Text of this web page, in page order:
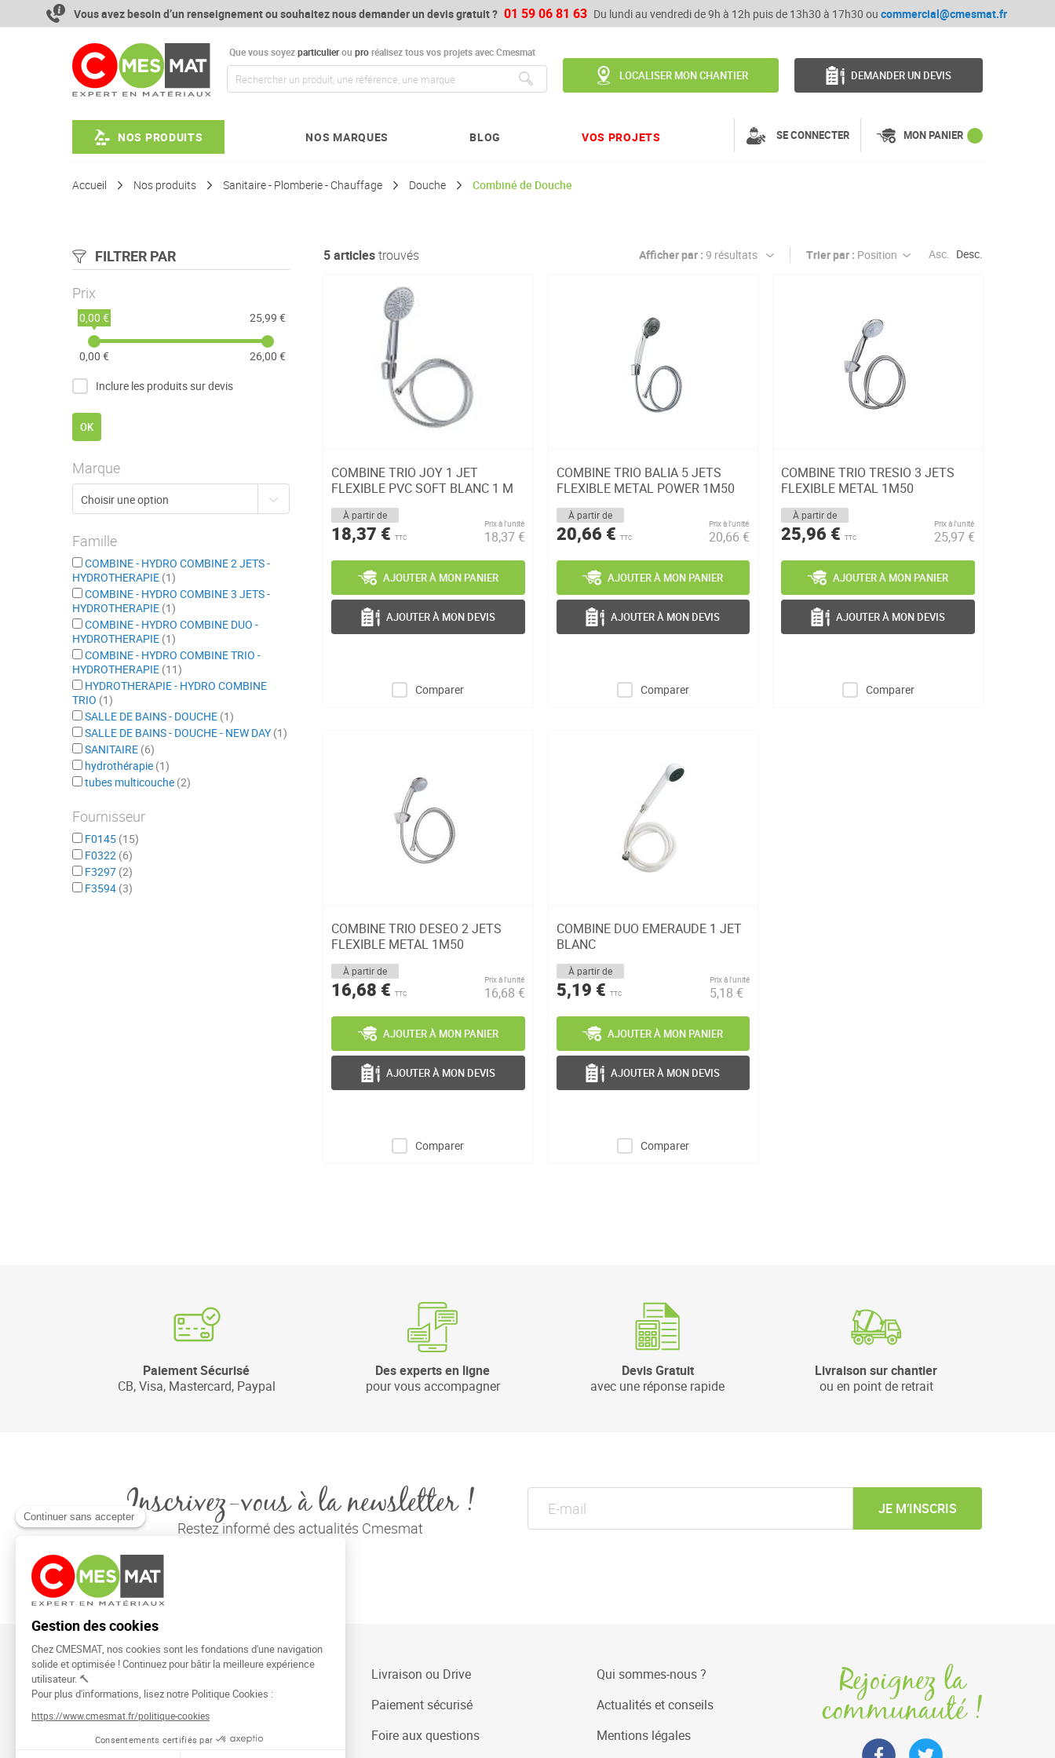
contenu
Vous avez besoin d’un renseignement ou souhaitez nous demander un devis gratuit ? 01 59 06 81 63 Du lundi au vendredi de 9h à 12h puis de 13h30 à 17h30 ou commercial@cmesmat.fr
Que vous soyezparticulierou proréalisez tous vos projets avec Cmesmat
LOCALISER MON CHANTIER DEMANDER UN DEVIS
NOS PRODUITS NOS MARQUES BLOG VOS PROJETS SE CONNECTER MON PANIER
Accueil Nos produits Sanitaire - Plomberie - Chauffage Douche Combiné de Douche
5articlestrouvés Afficher par : Trier par : Asc. Desc.
COMBINE TRIO JOY 1 JET
FLEXIBLE PVC SOFT BLANC 1 M
50
À partir de
18,37 € TTC
Prix à l’unité
18,37 €
Comparer
AJOUTER À MON PANIER
AJOUTER À MON DEVIS
COMBINE TRIO BALIA 5 JETS
FLEXIBLE METAL POWER 1M50
À partir de
20,66 € TTC
Prix à l’unité
20,66 €
Comparer
AJOUTER À MON PANIER
AJOUTER À MON DEVIS
COMBINE TRIO TRESIO 3 JETS
FLEXIBLE METAL 1M50
À partir de
25,96 €TTC
Prix à l’unité
25,97 €
Comparer
AJOUTER À MON PANIER
AJOUTER À MON DEVIS
COMBINE TRIO DESEO 2 JETS
FLEXIBLE METAL 1M50
À partir de
16,68 € TTC
Prix à l’unité
16,68 €
Comparer
AJOUTER À MON PANIER
AJOUTER À MON DEVIS
COMBINE DUO EMERAUDE 1 JET
BLANC
À partir de
5,19 € TTC
Prix à l’unité
5,18 €
Comparer
AJOUTER À MON PANIER
AJOUTER À MON DEVIS
FILTRER PAR
Prix
0,00 € 25,99 €
0,00 €
26,00 €
Inclure les produits sur devis
OK
Marque
Famille
COMBINE - HYDRO COMBINE 2 JETS -
HYDROTHERAPIE 1
COMBINE - HYDRO COMBINE 3 JETS -
HYDROTHERAPIE 1
COMBINE - HYDRO COMBINE DUO -
HYDROTHERAPIE 1
COMBINE - HYDRO COMBINE TRIO -
HYDROTHERAPIE 11
HYDROTHERAPIE - HYDRO COMBINE
TRIO 1
SALLE DE BAINS - DOUCHE 1
SALLE DE BAINS - DOUCHE - NEW DAY 1
SANITAIRE 6
hydrothérapie 1
tubes multicouche 2
Fournisseur
F0145 15
F0322 6
F3297 2
F3594 3
Paiement Sécurisé
CB, Visa, Mastercard, Paypal
Des experts en ligne
pour vous accompagner
Devis Gratuit
avec une réponse rapide
Livraison sur chantier
ou en point de retrait
Inscrivez-vous à la newsletter !
Restez informé des actualités Cmesmat
JE M’INSCRIS
CMESMAT
Livraison ou Drive
Paiement sécurisé
Foire aux questions
Qui sommes-nous ?
Actualités et conseils
Mentions légales
Rejoignez la
communauté !